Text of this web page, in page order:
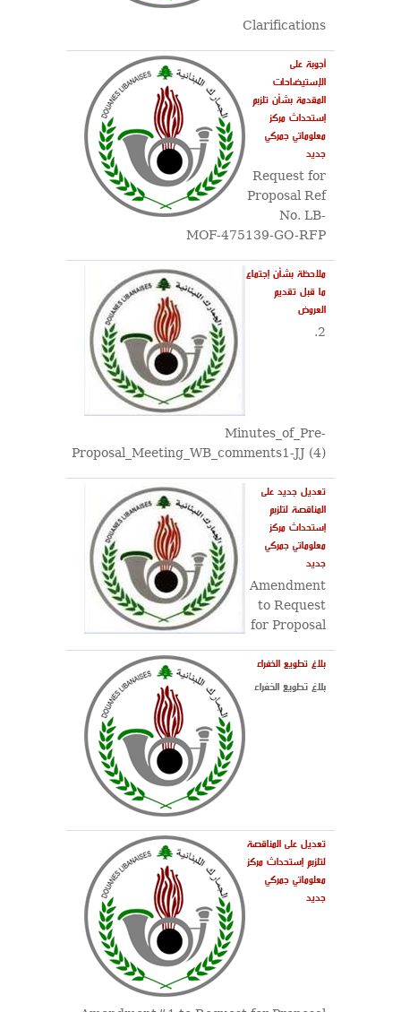
Clarifications
أجوبة على
الإستيضاحات
المقدمة بشأن تلزبم
إستحداث مركز
معلوماتي جمركي
جديد
Request for
Proposal Ref
No. LB-
MOF-475139-GO-RFP
ملاحظة بشأن إجتماع
ما قبل تقديم
العروض
2.
Minutes_of_Pre-
Proposal_Meeting_WB_comments1-JJ (4)
تعديل جديد على
المناقصة لتلزبم
إستحداث مركز
معلوماتي جمركي
جديد
Amendment
to Request
for Proposal
بلاغ تطويع الخفراء
بلاغ تطويع الخفراء
تعديل على المناقصة
لتلزبم إستحداث مركز
معلوماتي جمركي
جديد